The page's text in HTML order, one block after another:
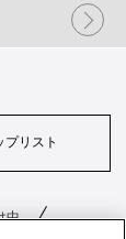
プリスト
中